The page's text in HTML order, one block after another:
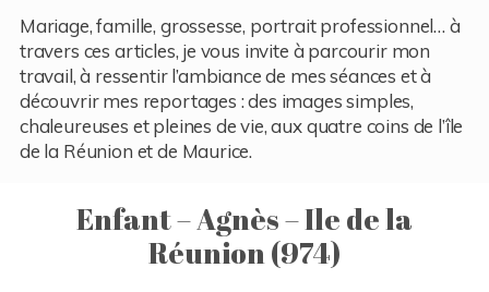
Mariage, famille, grossesse, portrait professionnel… à
travers ces articles, je vous invite à parcourir mon
travail, à ressentir l’ambiance de mes séances et à
découvrir mes reportages : des images simples,
chaleureuses et pleines de vie, aux quatre coins de l’île
de la Réunion et de Maurice.
Enfant – Agnès – Ile de la
Réunion (974)